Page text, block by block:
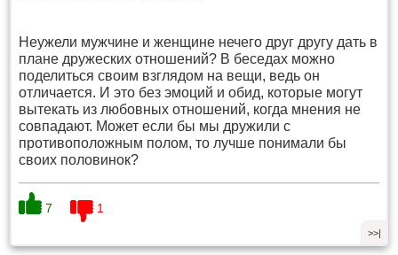
Неужели мужчине и женщине нечего друг другу дать в
плане дружеских отношений? В беседах можно
поделиться своим взглядом на вещи, ведь он
отличается. И это без эмоций и обид, которые могут
вытекать из любовных отношений, когда мнения не
совпадают. Может если бы мы дружили с
противоположным полом, то лучше понимали бы
своих половинок?
7 1
>>|